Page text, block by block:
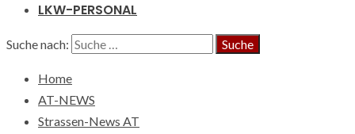
LKW-PERSONAL
Suche nach:
Home
AT-NEWS
Strassen-News AT